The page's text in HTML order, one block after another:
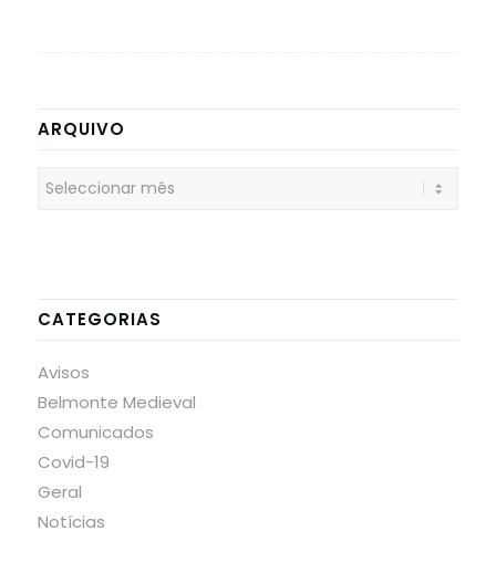
ARQUIVO
CATEGORIAS
Avisos
Belmonte Medieval
Comunicados
Covid-19
Geral
Notícias